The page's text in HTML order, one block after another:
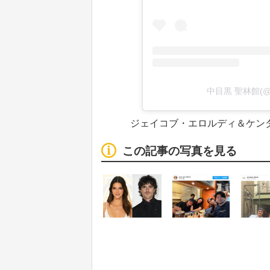
中目黒 聖林館
ジェイコブ・エロルディ＆ケ
この記事の写真を見る